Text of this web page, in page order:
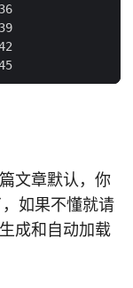
文章默认，你
如果不懂就请
成和自动加载